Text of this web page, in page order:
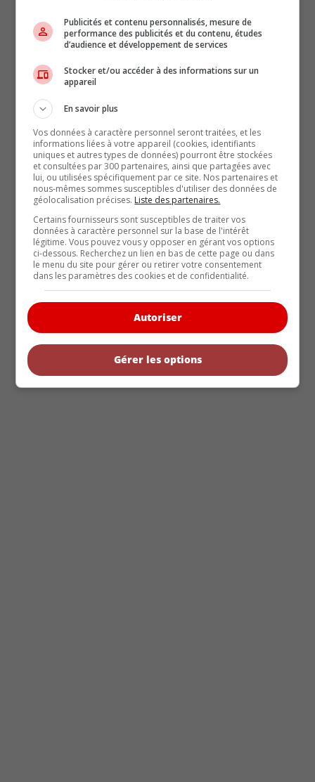
Éditorial (126)
L'auto dans la pub d'ici (8)
Marques du monde (65)
Non classé (7)
Nos bancs d'essais (381)
Éphémérides (404)
Voitures classique (182)
Voitures écolo (131)
Voitures neuves (428)
Publicités et contenu personnalisés, mesure de
performance des publicités et du contenu, études
d’audience et développement de services
Stocker et/ou accéder à des informations sur un
appareil
En savoir plus
Vos données à caractère personnel seront traitées, et les
informations liées à votre appareil (cookies, identifiants
uniques et autres types de données) pourront être stockées
et consultées par 300 partenaires, ainsi que partagées avec
lui, ou utilisées spécifiquement par ce site. Nos partenaires et
nous-mêmes sommes susceptibles d'utiliser des données de
géolocalisation précises. Liste des partenaires.
Certains fournisseurs sont susceptibles de traiter vos
données à caractère personnel sur la base de l'intérêt
légitime. Vous pouvez vous y opposer en gérant vos options
ci-dessous. Recherchez un lien en bas de cette page ou dans
le menu du site pour gérer ou retirer votre consentement
dans les paramètres des cookies et de confidentialité.
Autoriser
Gérer les options